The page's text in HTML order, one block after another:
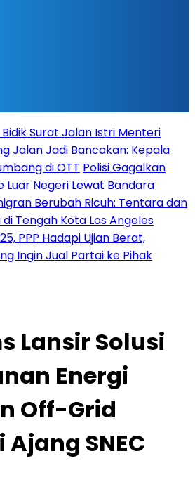
Bidik Surat Jalan Istri Menteri
Jalan Jadi Bancakan: Kepala
di OTT Polisi Gagalkan
Luar Negeri Lewat Bandara
Berubah Ricuh: Tentara dan
di Tengah Kota Los Angeles
PPP Hadapi Ujian Berat,
Ingin Jual Partai ke Pihak
Lansir Solusi
Energi
Off-Grid
SNEC